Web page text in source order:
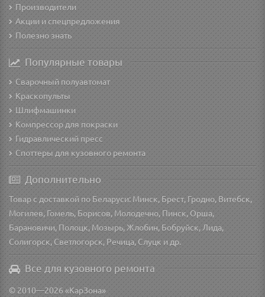
Производители
Акции и спецпредложения
Полезно знать
Популярные товары
Сварочный полуавтомат
Краскопульты
Шлифмашинки
Компрессор для покраски
Гидравлический пресс
Споттеры для кузовного ремонта
Дополнительно
Товар с доставкой по Беларуси: Минск, Брест, Гродно, Витебск,
Могилев, Гомель, Борисов, Молодечно, Пинск, Орша,
Барановичи, Полоцк, Мозырь, Жлобин, Бобруйск, Лида,
Солигорск, Светлогорск, Речица, Слуцк и др.
Все для кузовного ремонта
© 2010—2026 «КарЗона»